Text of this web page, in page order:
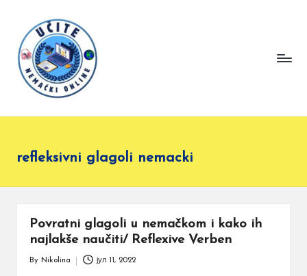
content
U
či
t
e
m
a
č
O
nl
in
Pratite
lekcije
nemačkog
jezika
refleksivni glagoli nemacki
Povratni glagoli u nemačkom i kako ih
najlakše naučiti/ Reflexive Verben
By Nikolina јул 11, 2022